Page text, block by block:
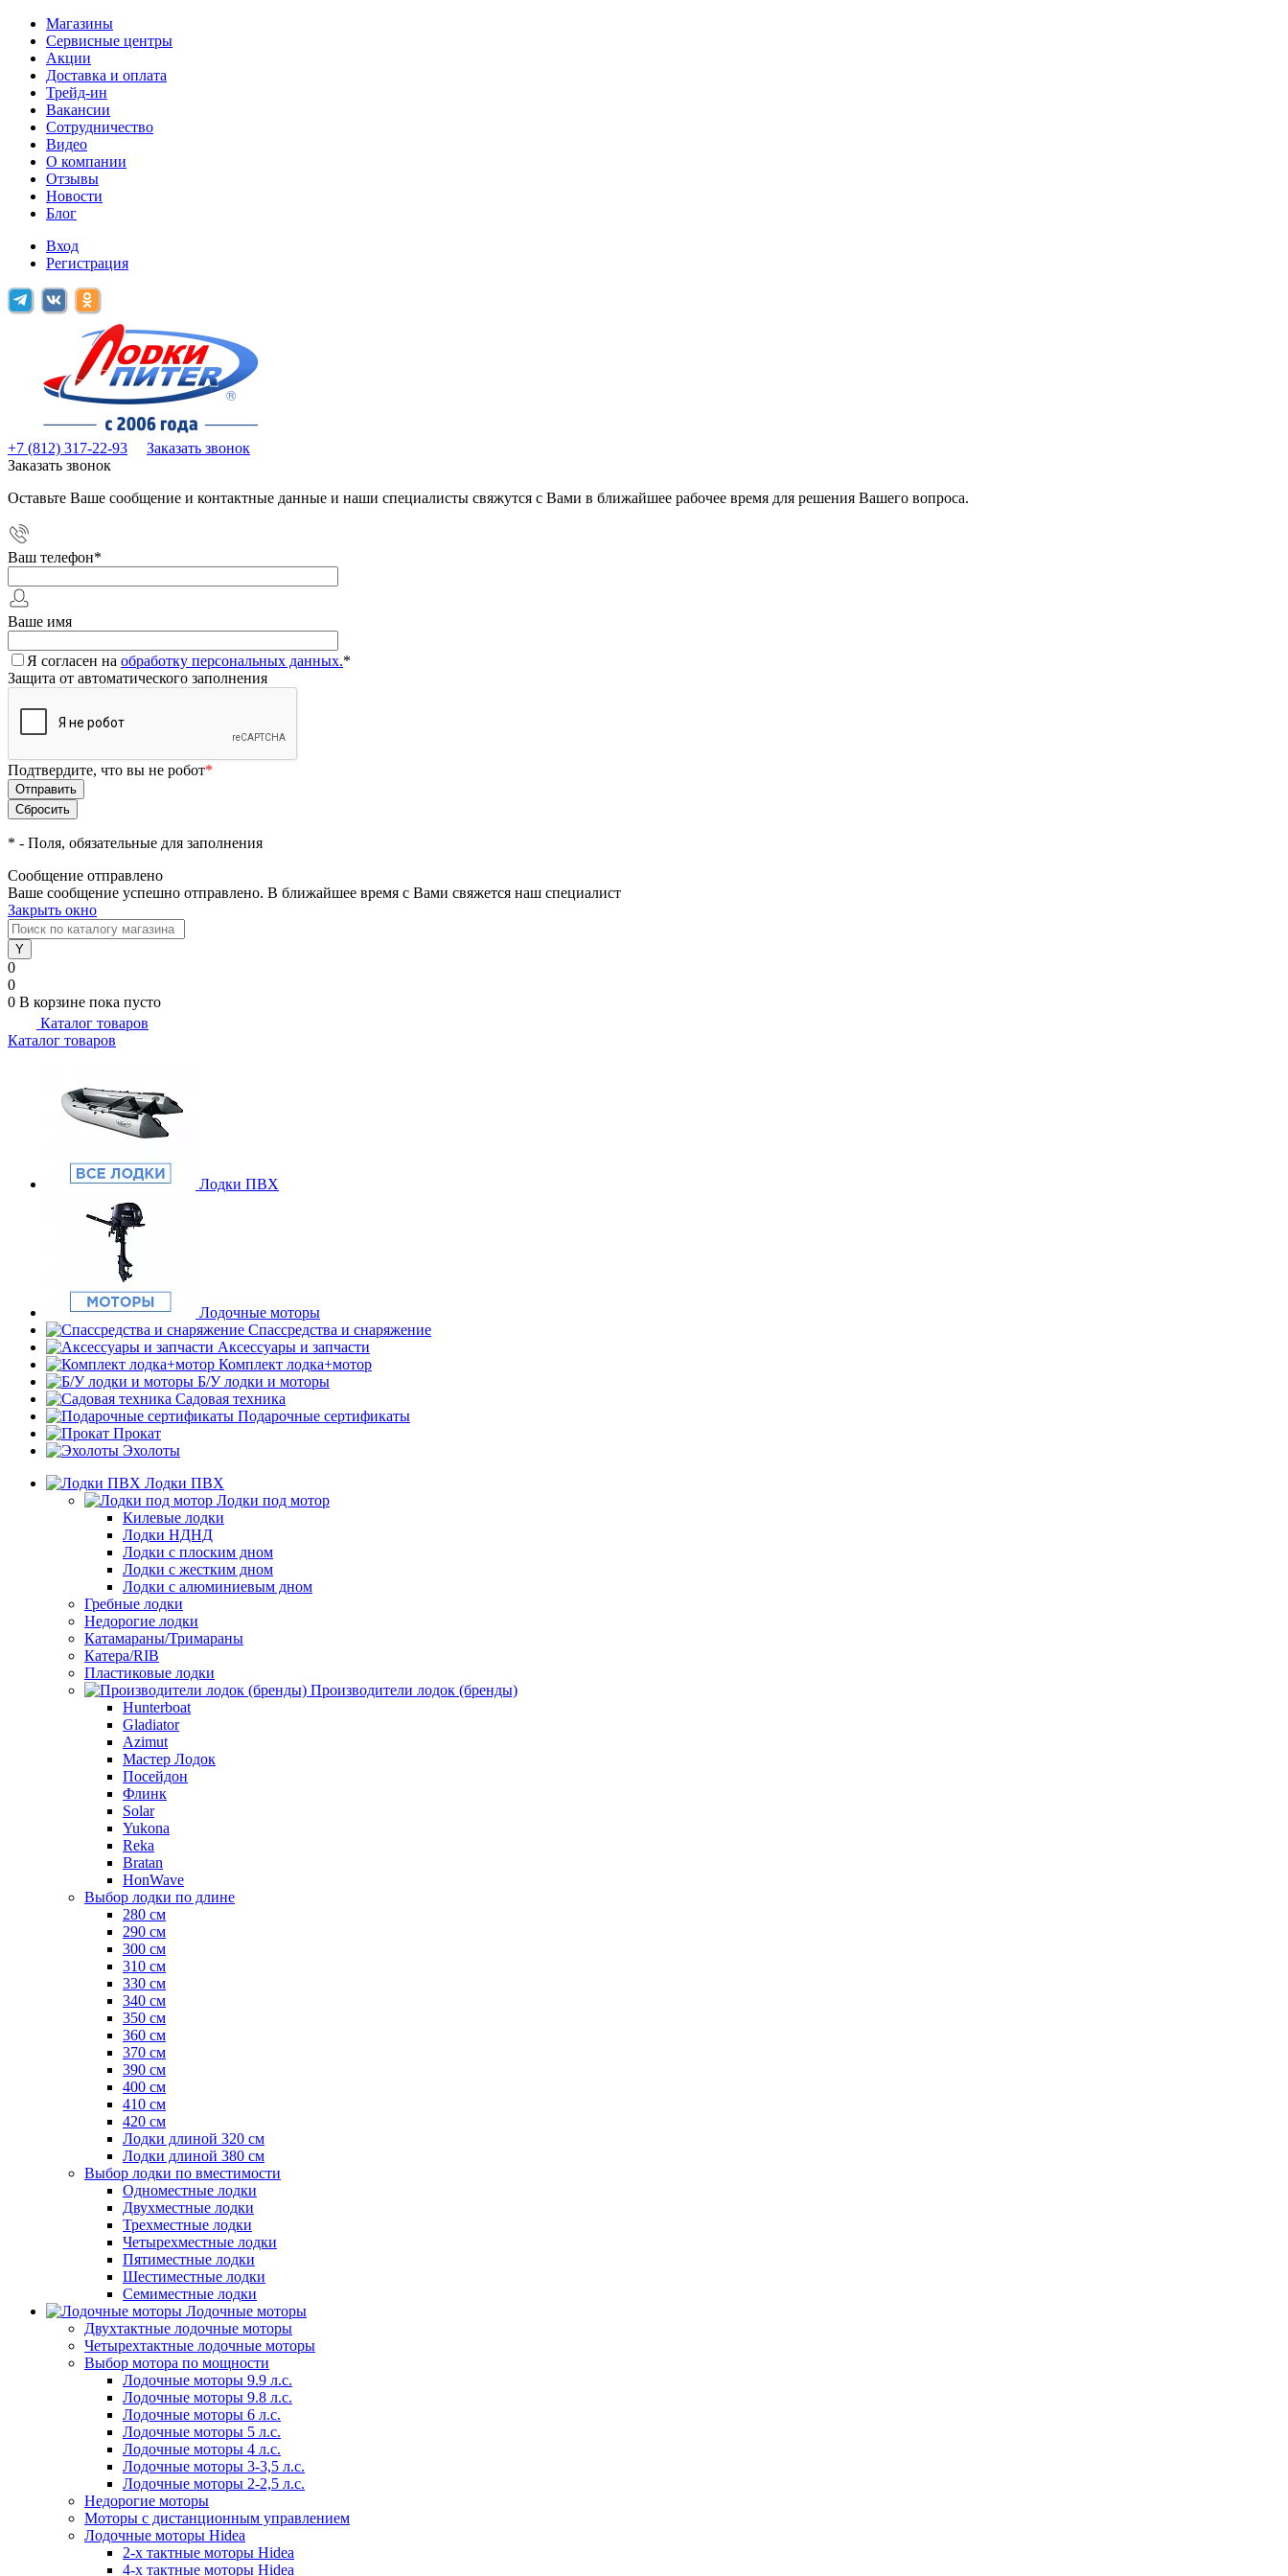
Магазины
Сервисные центры
Акции
Доставка и оплата
Трейд-ин
Вакансии
Сотрудничество
Видео
О компании
Отзывы
Новости
Блог
Вход
Регистрация
+7 (812) 317-22-93
Заказать звонок
Заказать звонок
Оставьте Ваше сообщение и контактные данные и наши специалисты свяжутся с Вами в ближайшее рабочее время для решения Вашего вопроса.
Ваш телефон*
Ваше имя
Я согласен на обработку персональных данных.*
Защита от автоматического заполнения
Подтвердите, что вы не робот*
* - Поля, обязательные для заполнения
Сообщение отправлено
Ваше сообщение успешно отправлено. В ближайшее время с Вами свяжется наш специалист
Закрыть окно
0
0
0 В корзине пока пусто
Каталог товаров
Каталог товаров
Лодки ПВХ
Лодочные моторы
Спассредства и снаряжение
Аксессуары и запчасти
Комплект лодка+мотор
Б/У лодки и моторы
Садовая техника
Подарочные сертификаты
Прокат
Эхолоты
Лодки ПВХ
Лодки под мотор
Килевые лодки
Лодки НДНД
Лодки с плоским дном
Лодки с жестким дном
Лодки с алюминиевым дном
Гребные лодки
Недорогие лодки
Катамараны/Тримараны
Катера/RIB
Пластиковые лодки
Производители лодок (бренды)
Hunterboat
Gladiator
Azimut
Мастер Лодок
Посейдон
Флинк
Solar
Yukona
Reka
Bratan
HonWave
Выбор лодки по длине
280 см
290 см
300 см
310 см
330 см
340 см
350 см
360 см
370 см
390 см
400 см
410 см
420 см
Лодки длиной 320 см
Лодки длиной 380 см
Выбор лодки по вместимости
Одноместные лодки
Двухместные лодки
Трехместные лодки
Четырехместные лодки
Пятиместные лодки
Шестиместные лодки
Семиместные лодки
Лодочные моторы
Двухтактные лодочные моторы
Четырехтактные лодочные моторы
Выбор мотора по мощности
Лодочные моторы 9.9 л.с.
Лодочные моторы 9.8 л.с.
Лодочные моторы 6 л.с.
Лодочные моторы 5 л.с.
Лодочные моторы 4 л.с.
Лодочные моторы 3-3,5 л.с.
Лодочные моторы 2-2,5 л.с.
Недорогие моторы
Моторы с дистанционным управлением
Лодочные моторы Hidea
2-х тактные моторы Hidea
4-х тактные моторы Hidea